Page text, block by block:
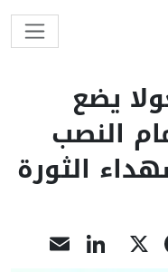
يضع
النصب
الثورة
Facebook